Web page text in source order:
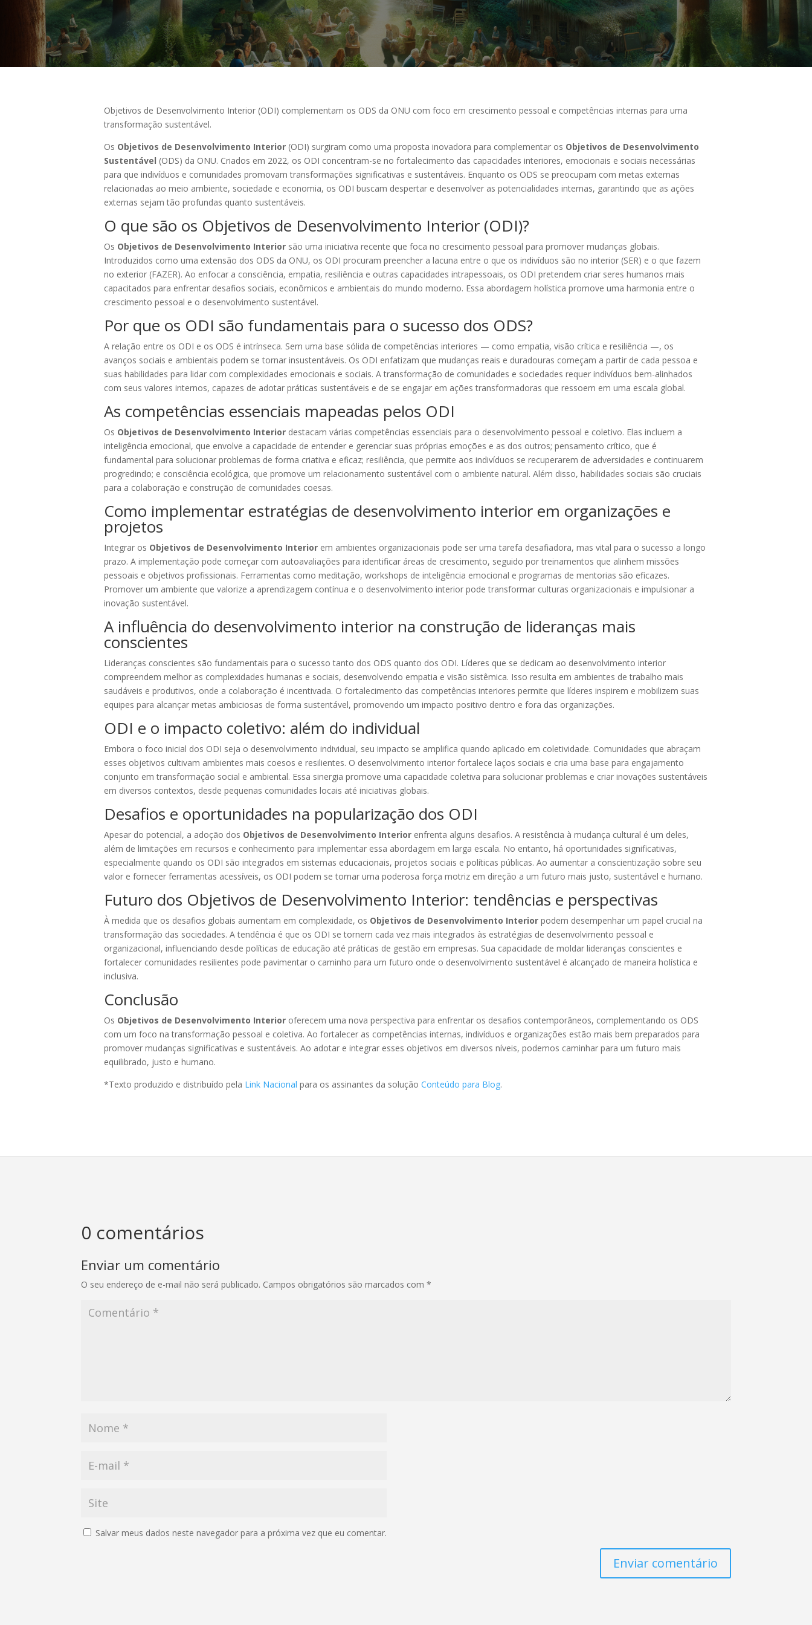
Objetivos de Desenvolvimento Interior (ODI) complementam os ODS da ONU com foco em crescimento pessoal e competências internas para uma
transformação sustentável.
Os Objetivos de Desenvolvimento Interior (ODI) surgiram como uma proposta inovadora para complementar os Objetivos de Desenvolvimento
Sustentável (ODS) da ONU. Criados em 2022, os ODI concentram-se no fortalecimento das capacidades interiores, emocionais e sociais necessárias
para que indivíduos e comunidades promovam transformações significativas e sustentáveis. Enquanto os ODS se preocupam com metas externas
relacionadas ao meio ambiente, sociedade e economia, os ODI buscam despertar e desenvolver as potencialidades internas, garantindo que as ações
externas sejam tão profundas quanto sustentáveis.
O que são os Objetivos de Desenvolvimento Interior (ODI)?
Os Objetivos de Desenvolvimento Interior são uma iniciativa recente que foca no crescimento pessoal para promover mudanças globais.
Introduzidos como uma extensão dos ODS da ONU, os ODI procuram preencher a lacuna entre o que os indivíduos são no interior (SER) e o que fazem
no exterior (FAZER). Ao enfocar a consciência, empatia, resiliência e outras capacidades intrapessoais, os ODI pretendem criar seres humanos mais
capacitados para enfrentar desafios sociais, econômicos e ambientais do mundo moderno. Essa abordagem holística promove uma harmonia entre o
crescimento pessoal e o desenvolvimento sustentável.
Por que os ODI são fundamentais para o sucesso dos ODS?
A relação entre os ODI e os ODS é intrínseca. Sem uma base sólida de competências interiores — como empatia, visão crítica e resiliência —, os
avanços sociais e ambientais podem se tornar insustentáveis. Os ODI enfatizam que mudanças reais e duradouras começam a partir de cada pessoa e
suas habilidades para lidar com complexidades emocionais e sociais. A transformação de comunidades e sociedades requer indivíduos bem-alinhados
com seus valores internos, capazes de adotar práticas sustentáveis e de se engajar em ações transformadoras que ressoem em uma escala global.
As competências essenciais mapeadas pelos ODI
Os Objetivos de Desenvolvimento Interior destacam várias competências essenciais para o desenvolvimento pessoal e coletivo. Elas incluem a
inteligência emocional, que envolve a capacidade de entender e gerenciar suas próprias emoções e as dos outros; pensamento crítico, que é
fundamental para solucionar problemas de forma criativa e eficaz; resiliência, que permite aos indivíduos se recuperarem de adversidades e continuarem
progredindo; e consciência ecológica, que promove um relacionamento sustentável com o ambiente natural. Além disso, habilidades sociais são cruciais
para a colaboração e construção de comunidades coesas.
Como implementar estratégias de desenvolvimento interior em organizações e
projetos
Integrar os Objetivos de Desenvolvimento Interior em ambientes organizacionais pode ser uma tarefa desafiadora, mas vital para o sucesso a longo
prazo. A implementação pode começar com autoavaliações para identificar áreas de crescimento, seguido por treinamentos que alinhem missões
pessoais e objetivos profissionais. Ferramentas como meditação, workshops de inteligência emocional e programas de mentorias são eficazes.
Promover um ambiente que valorize a aprendizagem contínua e o desenvolvimento interior pode transformar culturas organizacionais e impulsionar a
inovação sustentável.
A influência do desenvolvimento interior na construção de lideranças mais
conscientes
Lideranças conscientes são fundamentais para o sucesso tanto dos ODS quanto dos ODI. Líderes que se dedicam ao desenvolvimento interior
compreendem melhor as complexidades humanas e sociais, desenvolvendo empatia e visão sistêmica. Isso resulta em ambientes de trabalho mais
saudáveis e produtivos, onde a colaboração é incentivada. O fortalecimento das competências interiores permite que líderes inspirem e mobilizem suas
equipes para alcançar metas ambiciosas de forma sustentável, promovendo um impacto positivo dentro e fora das organizações.
ODI e o impacto coletivo: além do individual
Embora o foco inicial dos ODI seja o desenvolvimento individual, seu impacto se amplifica quando aplicado em coletividade. Comunidades que abraçam
esses objetivos cultivam ambientes mais coesos e resilientes. O desenvolvimento interior fortalece laços sociais e cria uma base para engajamento
conjunto em transformação social e ambiental. Essa sinergia promove uma capacidade coletiva para solucionar problemas e criar inovações sustentáveis
em diversos contextos, desde pequenas comunidades locais até iniciativas globais.
Desafios e oportunidades na popularização dos ODI
Apesar do potencial, a adoção dos Objetivos de Desenvolvimento Interior enfrenta alguns desafios. A resistência à mudança cultural é um deles,
além de limitações em recursos e conhecimento para implementar essa abordagem em larga escala. No entanto, há oportunidades significativas,
especialmente quando os ODI são integrados em sistemas educacionais, projetos sociais e políticas públicas. Ao aumentar a conscientização sobre seu
valor e fornecer ferramentas acessíveis, os ODI podem se tornar uma poderosa força motriz em direção a um futuro mais justo, sustentável e humano.
Futuro dos Objetivos de Desenvolvimento Interior: tendências e perspectivas
À medida que os desafios globais aumentam em complexidade, os Objetivos de Desenvolvimento Interior podem desempenhar um papel crucial na
transformação das sociedades. A tendência é que os ODI se tornem cada vez mais integrados às estratégias de desenvolvimento pessoal e
organizacional, influenciando desde políticas de educação até práticas de gestão em empresas. Sua capacidade de moldar lideranças conscientes e
fortalecer comunidades resilientes pode pavimentar o caminho para um futuro onde o desenvolvimento sustentável é alcançado de maneira holística e
inclusiva.
Conclusão
Os Objetivos de Desenvolvimento Interior oferecem uma nova perspectiva para enfrentar os desafios contemporâneos, complementando os ODS
com um foco na transformação pessoal e coletiva. Ao fortalecer as competências internas, indivíduos e organizações estão mais bem preparados para
promover mudanças significativas e sustentáveis. Ao adotar e integrar esses objetivos em diversos níveis, podemos caminhar para um futuro mais
equilibrado, justo e humano.
*Texto produzido e distribuído pela Link Nacional para os assinantes da solução Conteúdo para Blog.
0 comentários
Enviar um comentário
O seu endereço de e-mail não será publicado. Campos obrigatórios são marcados com*
Salvar meus dados neste navegador para a próxima vez que eu comentar.
Enviar comentário